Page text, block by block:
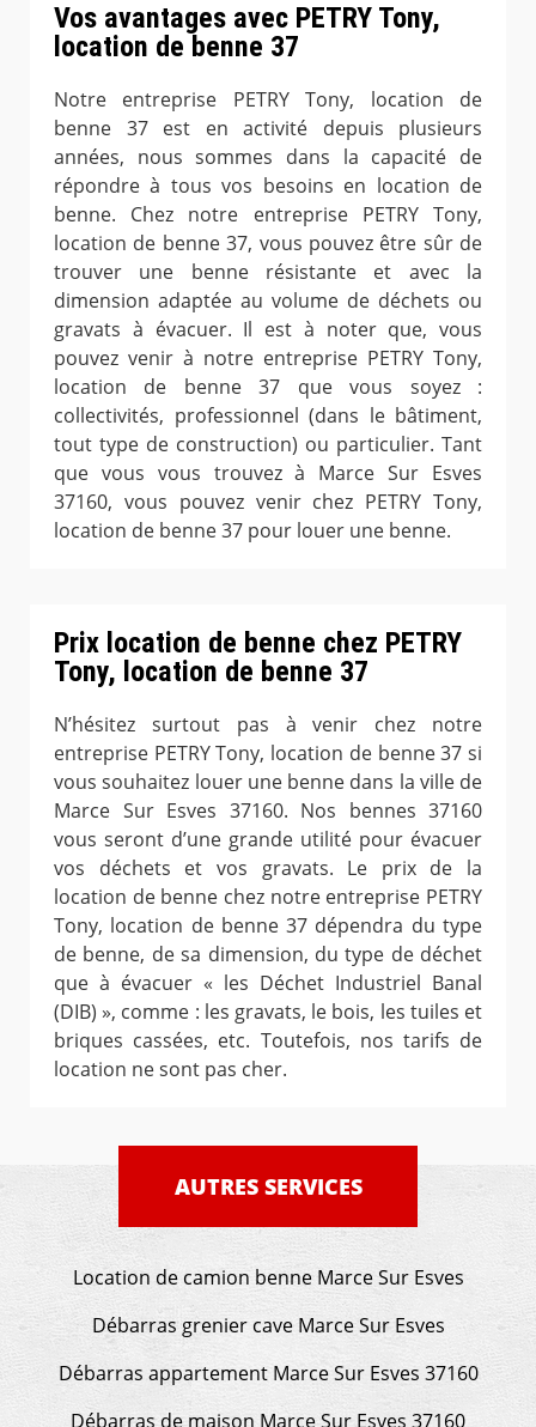
Vos avantages avec PETRY Tony,
location de benne 37
Notre entreprise PETRY Tony, location de
benne 37 est en activité depuis plusieurs
années, nous sommes dans la capacité de
répondre à tous vos besoins en location de
benne. Chez notre entreprise PETRY Tony,
location de benne 37, vous pouvez être sûr de
trouver une benne résistante et avec la
dimension adaptée au volume de déchets ou
gravats à évacuer. Il est à noter que, vous
pouvez venir à notre entreprise PETRY Tony,
location de benne 37 que vous soyez :
collectivités, professionnel (dans le bâtiment,
tout type de construction) ou particulier. Tant
que vous vous trouvez à Marce Sur Esves
37160, vous pouvez venir chez PETRY Tony,
location de benne 37 pour louer une benne.
Prix location de benne chez PETRY
Tony, location de benne 37
N’hésitez surtout pas à venir chez notre
entreprise PETRY Tony, location de benne 37 si
vous souhaitez louer une benne dans la ville de
Marce Sur Esves 37160. Nos bennes 37160
vous seront d’une grande utilité pour évacuer
vos déchets et vos gravats. Le prix de la
location de benne chez notre entreprise PETRY
Tony, location de benne 37 dépendra du type
de benne, de sa dimension, du type de déchet
que à évacuer « les Déchet Industriel Banal
(DIB) », comme : les gravats, le bois, les tuiles et
briques cassées, etc. Toutefois, nos tarifs de
location ne sont pas cher.
AUTRES SERVICES
Location de camion benne Marce Sur Esves
Débarras grenier cave Marce Sur Esves
Débarras appartement Marce Sur Esves 37160
Débarras de maison Marce Sur Esves 37160